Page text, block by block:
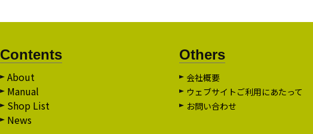
Contents
About
Manual
Shop List
News
Others
会社概要
ウェブサイトご利用にあたって
お問い合わせ